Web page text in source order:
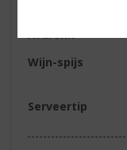
Afdronk
Wijn-spijs
Serveertip